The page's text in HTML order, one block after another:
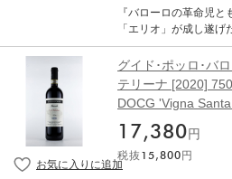
質なブドウが得られま
湛えた素晴らしいバルバ
記者：ブルース・サン
ル・バルバレスコが近
ンヤード・リゼルヴァ
り、2013年、2014年
9年、そして2020年と
ーロ・リゼルヴァの傑
花、結実ともに順調
かけて夜は涼しく、
0月10日から2週間続
シーな果実味に、タイ
ン、余韻の長い後味を
ィンテージとなりました。 ■テクニカル情報■ 産
リア/ピエモンテ州クー
テ・ダルバ(DOCG バ
コロネッロ 醸造：30日
ルコール発酵。発酵時
計四つのワイナリーを
けての複数の産地か
絶対王者の品格を体現
ン専門誌、ガンベロ・
中で一番多くの最高評
ラインナップにおいて
いう信念のもと、渾身
存在です。こちらは、
『バローロの革命児と
「エリオ」が成し遂
はなく、廃れていたラ
年のブルゴーニュ視察
まで行うことで仲買人
脱却できることを学び
かったグリーンハーヴ
オ』 収量を一般的な造
ブドウの品質を高めて
はブドウを切り落とす
グイド･ポッロ･バ
テリーナ [2020]
DOCG 'Vigna
17,380 円
税抜 15,800 円